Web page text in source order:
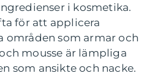
i kosmetika.
för att applicera
områden som armar och
mousse är lämpliga
som ansikte och nacke.